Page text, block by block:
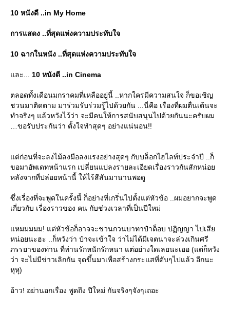
10 หนังดี ..in My Home
การแสดง ..ที่สุดแห่งความประทับใจ
10 ฉากในหนัง ..ที่สุดแห่งความประทับใจ
ละ... 10 หนังดี ..in Cinema
ตลอดทั้งเดือนมกราคมที่เหลืออยู่นี้ ..หากใครมีความสนใจ ก็ขอเชิญ
ชวนมาติดตาม มาร่วมรับร่วมรู้ไปด้วยกัน ...นี่คือ เรื่องที่ผมตื่นเต้นจะ
ทำจริงๆ แล้วหวังไว้ว่า จะมีคนให้การสนับสนุนไปด้วยกันนะครับผม
ขอรับประกันว่า ตั้งใจทำสุดๆ อย่างแน่นอน!!
ต่ก่อนที่จะลงไม้ลงมือลงแรงอย่างสุดๆ กับบล็อกไฮไลท์ประจำปี ..ก็
ขอมาอัพเดทหน้าแรก เปลี่ยนแปลงรายละเอียดเรื่องราวกันสักหน่อ
หลังจากที่ปล่อยหน้านี้ ให้ไร้สีสันมานานพอดู
ซึ่งเรื่องที่จะพูดในครั้งนี้ ก็อย่างที่เกริ่นไปตั้งแต่หัวข้อ ..ผมอยากจะพูด
เกี่ยวกับ เรื่องราวของ คน กับช่วงเวลาที่เป็นปีใหม่
หมมมมม! แต่หัวข้อก็อาจจะชวนกวนบาทาป๋าต็อบ ปฏิญญา ไปเสี
หน่อยนะฮะ ..ก็หวังว่า ป๋าจะเข้าใจ ว่าไม่ได้มีเจตนาจะล่วงเกินศรี
ภรรยาของท่าน ที่ท่านรักหนักรักหนา แต่อย่างใดเลยนะเออ (แต่ก็หวัง
ว่า จะไม่มีข่าวเลิกกัน จุดขึ้นมาเพื่อสร้างกระแสที่ดับๆไปแล้ว อีกนะ
หุหุ)
อ้าว! อย่านอกเรื่อง พูดถึง ปีใหม่ กันจริงๆจังๆเถอะ